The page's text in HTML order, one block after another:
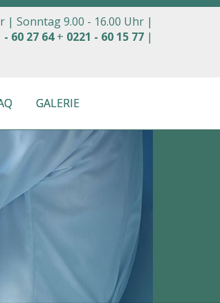
| Sonntag 9.00 - 16.00 Uhr |
60 27 64+ 0221 - 60 15 77|
GALERIE